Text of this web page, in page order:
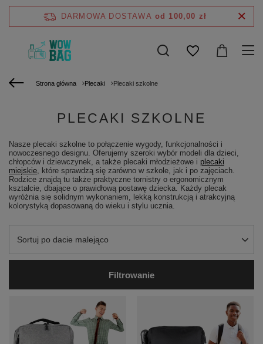
DARMOWA DOSTAWA od 100,00 zł
Strona główna Plecaki Plecaki szkolne
PLECAKI SZKOLNE
Nasze plecaki szkolne to połączenie wygody, funkcjonalności i
nowoczesnego designu. Oferujemy szeroki wybór modeli dla dzieci,
chłopców i dziewczynek, a także plecaki młodzieżowe i plecaki
miejskie, które sprawdzą się zarówno w szkole, jak i po zajęciach.
Rodzice znajdą tu także praktyczne tornistry o ergonomicznym
kształcie, dbające o prawidłową postawę dziecka. Każdy plecak
wyróżnia się solidnym wykonaniem, lekką konstrukcją i atrakcyjną
kolorystyką dopasowaną do wieku i stylu ucznia.
Zmień sortowanie
Sortuj po dacie malejąco
Filtrowanie